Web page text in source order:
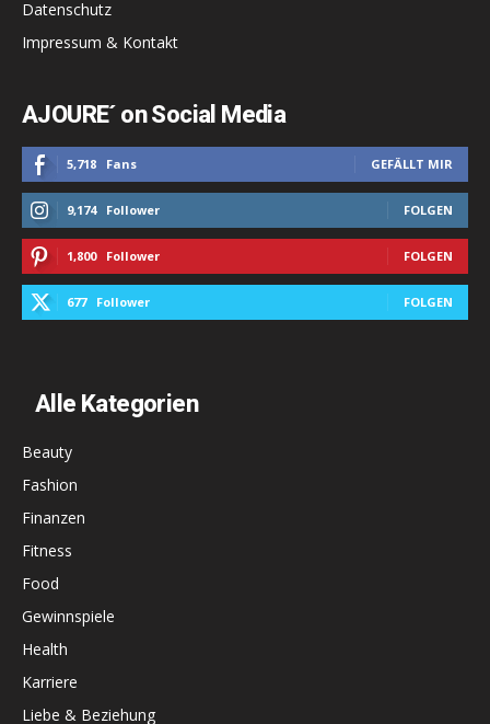
Datenschutz
Impressum & Kontakt
AJOURE´ on Social Media
5,718 Fans GEFÄLLT MIR
9,174 Follower FOLGEN
1,800 Follower FOLGEN
677 Follower FOLGEN
Alle Kategorien
Beauty
Fashion
Finanzen
Fitness
Food
Gewinnspiele
Health
Karriere
Liebe & Beziehung